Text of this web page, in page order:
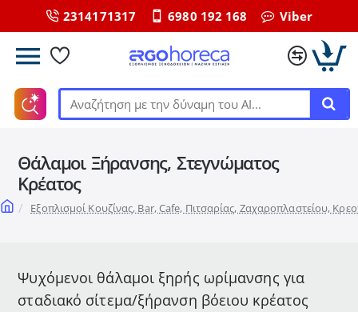
2314171317 6980 192 168 Viber
Αναζήτηση
δύναμη
του
ΑΙ...
Θάλαμοι Ξήρανσης, Στεγνώματος
Κρέατος
homeΕξοπλισμοί Κουζίνας, Bar, Cafe, Πιτσαρίας, Ζαχαροπλαστείου,
Ψυχόμενοι θάλαμοι ξηρής ωρίμανσης για
σταδιακό σίτεμα/ξήρανση βόειου κρέατος